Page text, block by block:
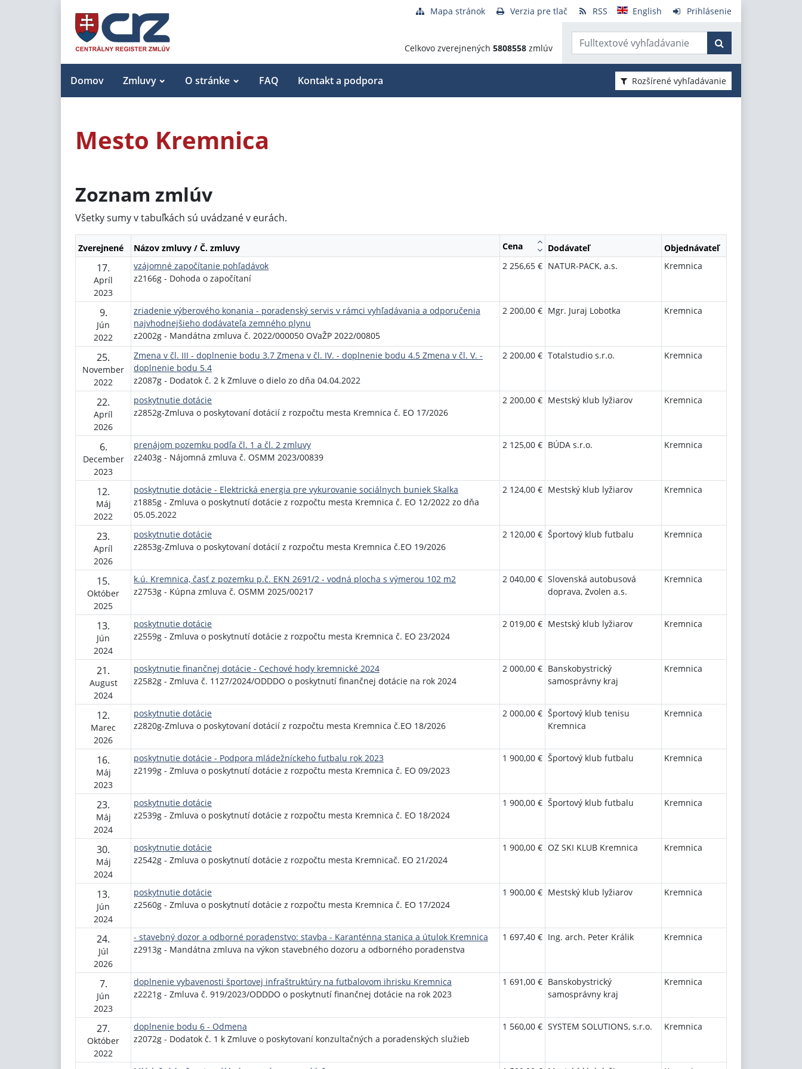
Mapa stránok Verzia pre tlač RSS English Prihlásenie
Celkovo zverejnených 5808558 zmlúv
Domov Zmluvy O stránke FAQ Kontakt a podpora Rozšírené vyhľadávanie
Mesto Kremnica
Zoznam zmlúv
Všetky sumy v tabuľkách sú uvádzané v eurách.
Zverejnené Názov zmluvy / Č. zmluvy Cena Dodávateľ Objednávateľ
17.
Apríl
2023
vzájomné započítanie pohľadávok
z2166g - Dohoda o započítaní
2 256,65 € NATUR-PACK, a.s. Kremnica
9.
Jún
2022
zriadenie výberového konania - poradenský servis v rámci vyhľadávania a odporučenia
najvhodnejšieho dodávateľa zemného plynu
z2002g - Mandátna zmluva č. 2022/000050 OVaŽP 2022/00805
2 200,00 € Mgr. Juraj Lobotka Kremnica
25.
November
2022
Zmena v čl. III - doplnenie bodu 3.7 Zmena v čl. IV. - doplnenie bodu 4.5 Zmena v čl. V. -
doplnenie bodu 5.4
z2087g - Dodatok č. 2 k Zmluve o dielo zo dňa 04.04.2022
2 200,00 € Totalstudio s.r.o. Kremnica
22.
Apríl
2026
poskytnutie dotácie
z2852g-Zmluva o poskytovaní dotácií z rozpočtu mesta Kremnica č. EO 17/2026
2 200,00 € Mestský klub lyžiarov Kremnica
6.
December
2023
prenájom pozemku podľa čl. 1 a čl. 2 zmluvy
z2403g - Nájomná zmluva č. OSMM 2023/00839
2 125,00 € BÚDA s.r.o. Kremnica
12.
Máj
2022
poskytnutie dotácie - Elektrická energia pre vykurovanie sociálnych buniek Skalka
z1885g - Zmluva o poskytnutí dotácie z rozpočtu mesta Kremnica č. EO 12/2022 zo dňa
05.05.2022
2 124,00 € Mestský klub lyžiarov Kremnica
23.
Apríl
2026
poskytnutie dotácie
z2853g-Zmluva o poskytovaní dotácií z rozpočtu mesta Kremnica č.EO 19/2026
2 120,00 € Športový klub futbalu Kremnica
15.
Október
2025
k.ú. Kremnica, časť z pozemku p.č. EKN 2691/2 - vodná plocha s výmerou 102 m2
z2753g - Kúpna zmluva č. OSMM 2025/00217
2 040,00 € Slovenská autobusová
doprava, Zvolen a.s.
Kremnica
13.
Jún
2024
poskytnutie dotácie
z2559g - Zmluva o poskytnutí dotácie z rozpočtu mesta Kremnica č. EO 23/2024
2 019,00 € Mestský klub lyžiarov Kremnica
21.
August
2024
poskytnutie finančnej dotácie - Cechové hody kremnické 2024
z2582g - Zmluva č. 1127/2024/ODDDO o poskytnutí finančnej dotácie na rok 2024
2 000,00 € Banskobystrický
samosprávny kraj
Kremnica
12.
Marec
2026
poskytnutie dotácie
z2820g-Zmluva o poskytovaní dotácií z rozpočtu mesta Kremnica č.EO 18/2026
2 000,00 € Športový klub tenisu
Kremnica
Kremnica
16.
Máj
2023
poskytnutie dotácie - Podpora mládežníckeho futbalu rok 2023
z2199g - Zmluva o poskytnutí dotácie z rozpočtu mesta Kremnica č. EO 09/2023
1 900,00 € Športový klub futbalu Kremnica
23.
Máj
2024
poskytnutie dotácie
z2539g - Zmluva o poskytnutí dotácie z rozpočtu mesta Kremnica č. EO 18/2024
1 900,00 € Športový klub futbalu Kremnica
30.
Máj
2024
poskytnutie dotácie
z2542g - Zmluva o poskytnutí dotácie z rozpočtu mesta Kremnicač. EO 21/2024
1 900,00 € OZ SKI KLUB Kremnica Kremnica
13.
Jún
2024
poskytnutie dotácie
z2560g - Zmluva o poskytnutí dotácie z rozpočtu mesta Kremnica č. EO 17/2024
1 900,00 € Mestský klub lyžiarov Kremnica
24.
Júl
2026
- stavebný dozor a odborné poradenstvo: stavba - Karanténna stanica a útulok Kremnica
z2913g - Mandátna zmluva na výkon stavebného dozoru a odborného poradenstva
1 697,40 € Ing. arch. Peter Králik Kremnica
7.
Jún
2023
doplnenie vybavenosti športovej infraštruktúry na futbalovom ihrisku Kremnica
z2221g - Zmluva č. 919/2023/ODDDO o poskytnutí finančnej dotácie na rok 2023
1 691,00 € Banskobystrický
samosprávny kraj
Kremnica
27.
Október
2022
doplnenie bodu 6 - Odmena
z2072g - Dodatok č. 1 k Zmluve o poskytovaní konzultačných a poradenských služieb
1 560,00 € SYSTEM SOLUTIONS, s.r.o. Kremnica